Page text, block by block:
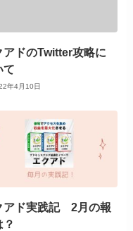
アドのTwitter攻略に
て
年4月10日
アド実践記 2月の報
？